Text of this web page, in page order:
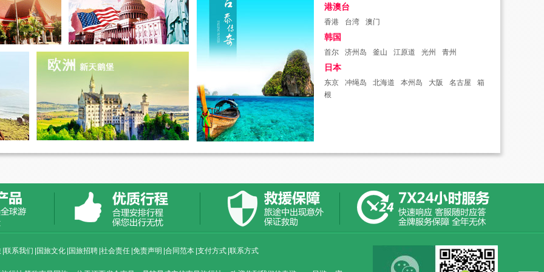
港澳台
香港 台湾 澳门
韩国
首尔 济州岛 釜山 江原道 光州 青州
日本
东京 冲绳岛 北海道 本州岛 大阪 名古屋
箱
根
联系我们 国旅文化 国旅招聘 社会责任 免责声明 合同范本 支付方式 联系方式